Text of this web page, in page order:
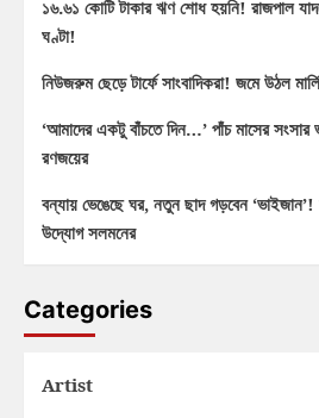
১৬.৬১ কোটি টাকার ঋণ শোধ হয়নি! রাজপাল
ঘণ্টা!
নিউজরুম ছেড়ে টার্ফে সাংবাদিকরা! জমে উঠল
‘আমাদের একটু বাঁচতে দিন…’ পাঁচ মাসের সংসার
রণজয়ের
বন্যায় ভেঙেছে ঘর, নতুন ছাদ গড়বেন
উদ্যোগ সলমনের
Categories
Artist